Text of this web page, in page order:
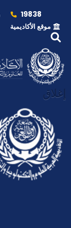
19838
موقع الأكاديمية
إغلاق